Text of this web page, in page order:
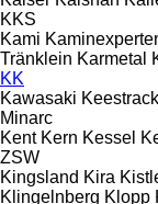
KKS
Kami
Tränklein Karmetal
KK
Kawasaki Keestrack
Minarc
Kent Kern Kessel
ZSW
Kingsland Kira
Klingelnberg Klopp